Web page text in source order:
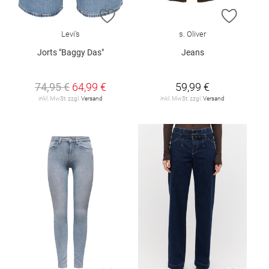
ZUR WUNSCHLISTE HINZUFÜGEN
Levi's
Jorts "Baggy Das"
74,95 € 64,99 €
inkl. MwSt. zzgl. Versand
ZUR
s. Oliver
Jeans
59,99 €
inkl. MwSt. zzgl. Versand